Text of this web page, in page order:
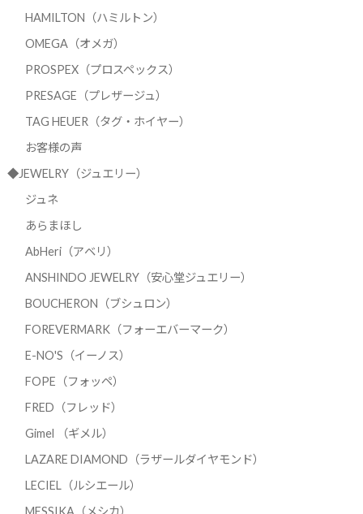
HAMILTON（ハミルトン）
OMEGA（オメガ）
PROSPEX（プロスペックス）
PRESAGE（プレザージュ）
TAG HEUER（タグ・ホイヤー）
お客様の声
◆JEWELRY（ジュエリー）
ジュネ
あらまほし
AbHeri（アベリ）
ANSHINDO JEWELRY（安心堂ジュエリー）
BOUCHERON（ブシュロン）
FOREVERMARK（フォーエバーマーク）
E-NO'S（イーノス）
FOPE（フォッペ）
FRED（フレッド）
Gimel （ギメル）
LAZARE DIAMOND（ラザールダイヤモンド）
LECIEL（ルシエール）
MESSIKA（メシカ）